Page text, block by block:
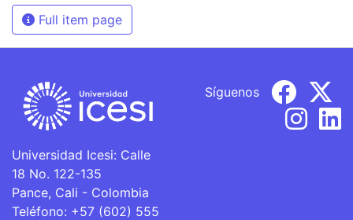
Full item page
Universidad Icesi: Calle
18 No. 122-135
Pance, Cali - Colombia
Teléfono: +57 (602) 555
Síguenos